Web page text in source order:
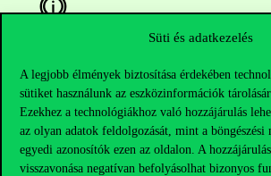
Süti és adatkezelés
A legjobb élmények biztosítása érdekében
sütiket használunk az eszközinformációk
Ezekhez a technológiákhoz való hozzájárulás
az olyan adatok feldolgozását, mint a böngészési
egyedi azonosítók ezen az oldalon. A
visszavonása negatívan befolyásolhat bizonyos
Hasznos linkek
Nyitvatartás